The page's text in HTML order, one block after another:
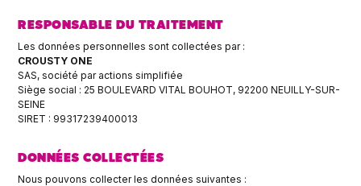
RESPONSABLE DU TRAITEMENT
Les données personnelles sont collectées par :
CROUSTY ONE
SAS, société par actions simplifiée
Siège social : 25 BOULEVARD VITAL BOUHOT, 92200 NEUILLY-SUR-
SEINE
SIRET : 99317239400013
DONNÉES COLLECTÉES
Nous pouvons collecter les données suivantes :